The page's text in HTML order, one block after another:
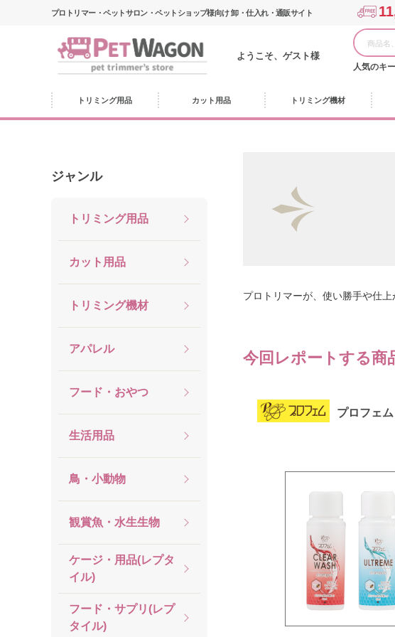
プロトリマー・ペットサロン・ペットショップ様向け 卸・仕入れ・通販サイト
ようこそ、ゲスト様
人気のキ
トリミング用品 カット用品 トリミング機材
ジャンル
トリミング用品
カット用品
トリミング機材
アパレル
フード・おやつ
生活用品
鳥・小動物
観賞魚・水生生物
ケージ・用品(レプタ
イル)
フード・サプリ(レプ
タイル)
プロトリマーが、使い勝手や仕
今回レポートする商
プロフェム